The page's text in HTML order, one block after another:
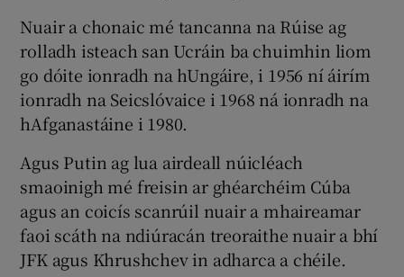
Nuair a chonaic mé tancanna na Rúise ag
rolladh isteach san Ucráin ba chuimhin liom
go dóite ionradh na hUngáire, i 1956 ní áirím
ionradh na Seicslóvaice i 1968 ná ionradh na
hAfganastáine i 1980.
Agus Putin ag lua airdeall núicléach
smaoinigh mé freisin ar ghéarchéim Cúba
agus an coicís scanrúil nuair a mhaireamar
faoi scáth na ndiúracán treoraithe nuair a bhí
JFK agus Khrushchev in adharca a chéile.